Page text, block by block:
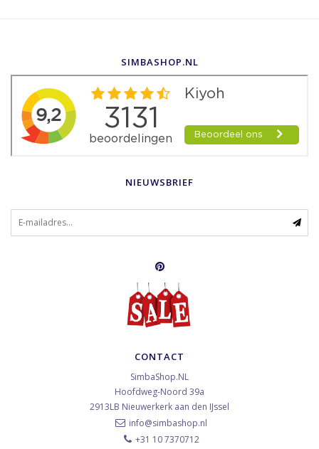
SIMBASHOP.NL
NIEUWSBRIEF
CONTACT
SimbaShop.NL
Hoofdweg-Noord 39a
2913LB Nieuwerkerk aan den IJssel
info@simbashop.nl
+31 10 7370712